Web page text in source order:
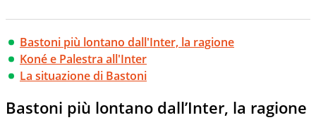
Bastoni più lontano dall'Inter, la ragione
Koné e Palestra all'Inter
La situazione di Bastoni
Bastoni più lontano dall’Inter, la ragione